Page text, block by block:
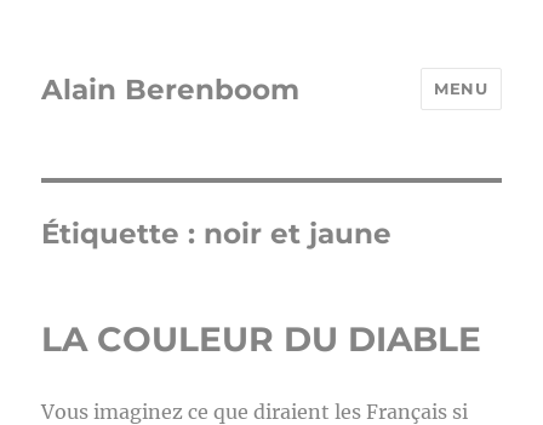
Alain Berenboom MENU
Étiquette : noir et jaune
LA COULEUR DU DIABLE
Vous imaginez ce que diraient les Français si